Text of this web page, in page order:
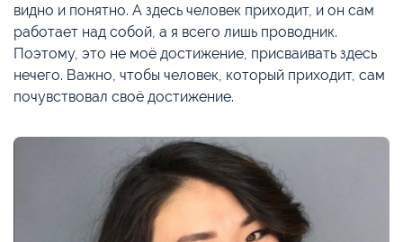
видно и понятно. А здесь человек приходит, и он сам
работает над собой, а я всего лишь проводник.
Поэтому, это не моё достижение, присваивать здесь
нечего. Важно, чтобы человек, который приходит, сам
почувствовал своё достижение.